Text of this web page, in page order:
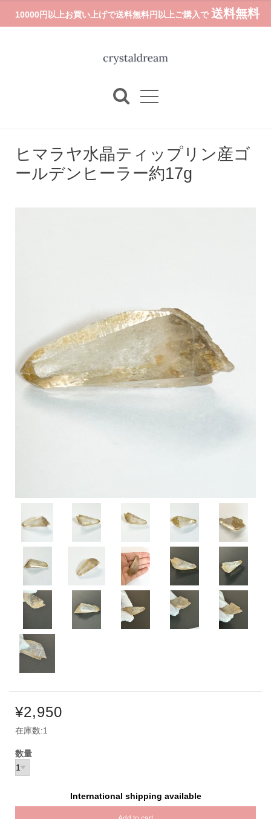
10000円以上お買い上げで送料無料円以上ご購入で 送料無料
ヒマラヤ水晶ティップリン産ゴ
ールデンヒーラー約17g
¥2,950
在庫数:1
数量
International shipping available